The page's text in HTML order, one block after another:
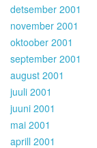
detsember 2001
november 2001
oktoober 2001
september 2001
august 2001
juuli 2001
juuni 2001
mai 2001
aprill 2001